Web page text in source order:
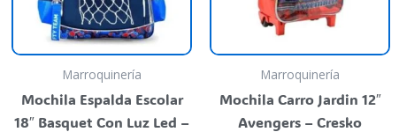
Marroquinería
Mochila Espalda Escolar
18″ Basquet Con Luz Led –
Marroquinería
Mochila Carro Jardin 12″
Avengers – Cresko